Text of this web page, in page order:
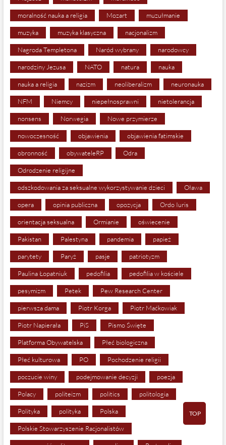
moralność nauka a religia Mozart muzułmanie
muzyka muzyka klasyczna nacjonalizm
Nagroda Templetona Naród wybrany narodowcy
narodziny Jezusa NATO natura nauka
nauka a religia nazizm neoliberalizm neuronauka
NFM Niemcy niepełnosprawni nietolerancja
nonsens Norwegia Nowe przymierze
nowoczesność objawienia objawienia fatimskie
obronność obywateleRP Odra
Odrodzenie religijne
odszkodowania za seksualne wykorzystywanie dzieci Oława
opera opinia publiczna opozycja Ordo Iuris
orientacja seksualna Ormianie oświecenie
Pakistan Palestyna pandemia papież
parytety Paryż pasje patriotyzm
Paulina Łopatniuk pedofilia pedofilia w kościele
pesymizm Petek Pew Research Center
pierwsza dama Piotr Korga Piotr Maćkowiak
Piotr Napierała PiS Pismo Święte
Platforma Obywatelska Płeć biologiczna
Płeć kulturowa PO Pochodzenie religii
poczucie winy podejmowanie decyzji poezja
Polacy politeizm politics politologia
Polityka polityka Polska
Polskie Stowarzyszenie Racjonalistów
TOP